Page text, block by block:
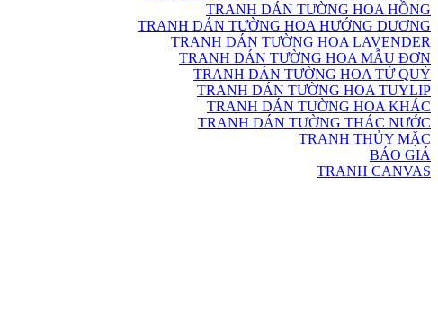
TRANH DÁN TƯỜNG HOA HỒNG
TRANH DÁN TƯỜNG HOA HƯỚNG DƯƠNG
TRANH DÁN TƯỜNG HOA LAVENDER
TRANH DÁN TƯỜNG HOA MẪU ĐƠN
TRANH DÁN TƯỜNG HOA TỨ QUÝ
TRANH DÁN TƯỜNG HOA TUYLIP
TRANH DÁN TƯỜNG HOA KHÁC
TRANH DÁN TƯỜNG THÁC NƯỚC
TRANH THỦY MẶC
BÁO GIÁ
TRANH CANVAS